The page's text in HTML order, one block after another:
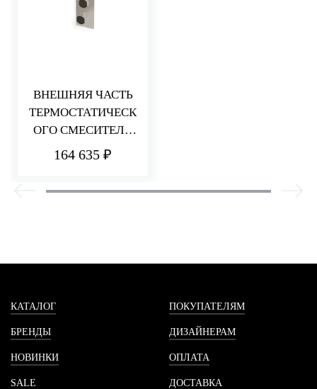
ВНЕШНЯЯ ЧАСТЬ
ТЕРМОСТАТИЧЕСК
ОГО СМЕСИТЕЛЯ
ДЛЯ ДУША НА 5
164 635 ₽
КАТАЛОГ
БРЕНДЫ
НОВИНКИ
SALE
ПОКУПАТЕЛЯМ
ДИЗАЙНЕРАМ
ОПЛАТА
ДОСТАВКА